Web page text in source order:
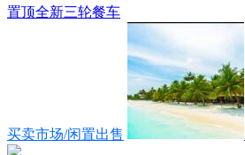
置顶全新三轮餐车
买卖市场/闲置出售